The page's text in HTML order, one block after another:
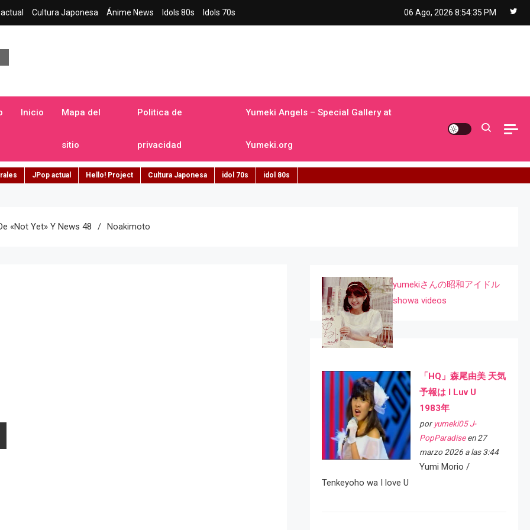
Cultura Japonesa Ánime News Idols 80s Idols 70s 06 Ago, 2026 8:54:36 PM
Inicio Mapa del
sitio
Politica de
privacidad
Yumeki Angels – Special Gallery at
Yumeki.org
JPop actual Hello! Project Cultura Japonesa idol 70s idol 80s
«Not Yet» Y News 48 Noakimoto
yumekiさんの昭和アイドル
showa videos
「HQ」森尾由美 天気
予報は I Luv U
1983年
por yumeki05 J-
PopParadiseen 27
marzo 2026 a las 3:44
Yumi Morio /
Tenkeyoho wa I love U